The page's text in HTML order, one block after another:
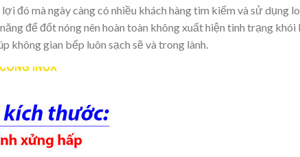
đó mà ngày càng có nhiều khách hàng tìm kiếm và sử dụng
để đốt nóng nên hoàn toàn không xuất hiện tình trạng
không gian bếp luôn sạch sẽ và trong lành.